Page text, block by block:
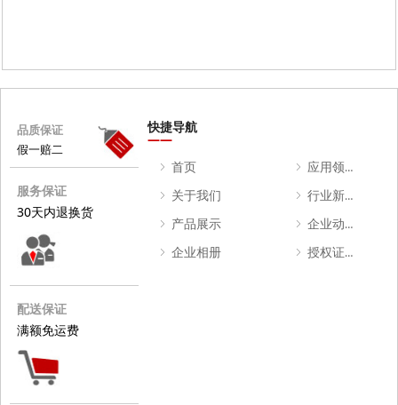
品质保证
假一赔二
服务保证
30天内退换货
配送保证
满额免运费
快捷导航
——
ꁇ 首页
ꁇ 关于我们
ꁇ 产品展示
ꁇ 企业相册
ꁇ 应用领域
ꁇ 行业新闻
ꁇ 企业动态
ꁇ 授权证书